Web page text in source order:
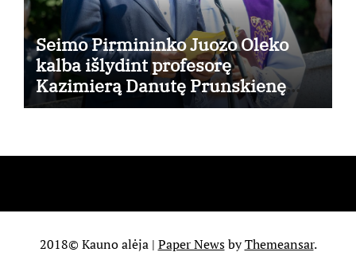
Seimo Pirmininko Juozo Oleko
kalba išlydint profesorę
Kazimierą Danutę Prunskienę
kapinėse
2018© Kauno alėja | Paper NewsbyThemeansar.